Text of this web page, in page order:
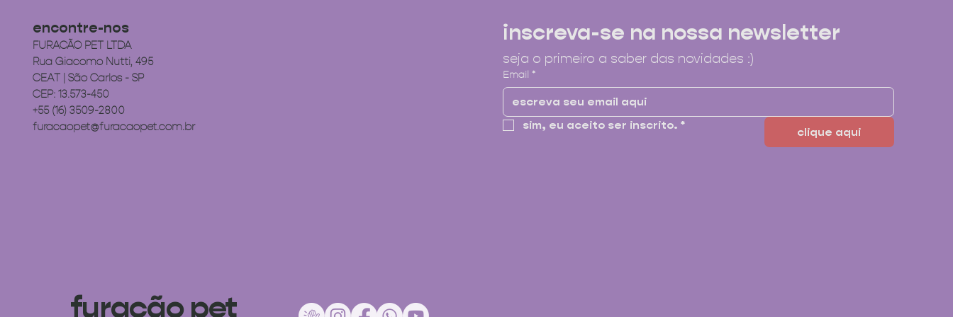
encontre-nos
FURACÃO PET LTDA
Rua Giacomo Nutti, 495
CEAT | São Carlos - SP
CEP: 13.573-450
+55 (16) 3509-2800
furacaopet@furacaopet.com.br
furacão pet
inscreva-se na nossa newsletter
seja o primeiro a saber das novidades :)
Email *
sim, eu aceito ser inscrito. * clique aqui